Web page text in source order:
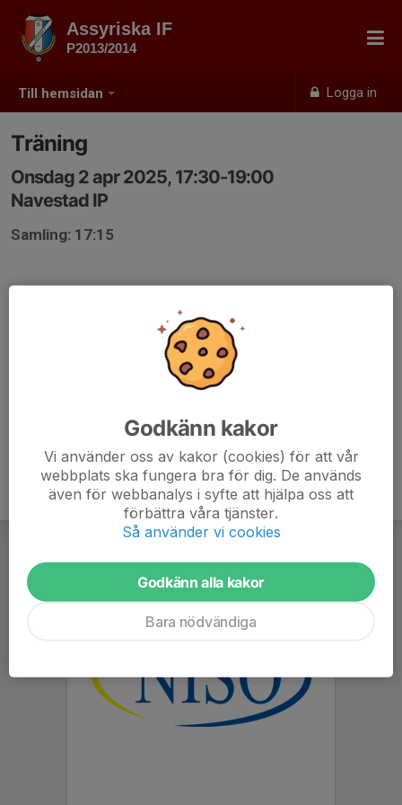
Till hemsidan Logga in
Assyriska IF
P2013/2014
Träning
Onsdag 2 apr 2025, 17:30-19:00
Navestad IP
Samling: 17:15
Godkänn kakor
Vi använder oss av kakor (cookies) för att vår
webbplats ska fungera bra för dig. De används
även för webbanalys i syfte att hjälpa oss att
förbättra våra tjänster.
Så använder vi cookies
Godkänn alla kakor
Bara nödvändiga